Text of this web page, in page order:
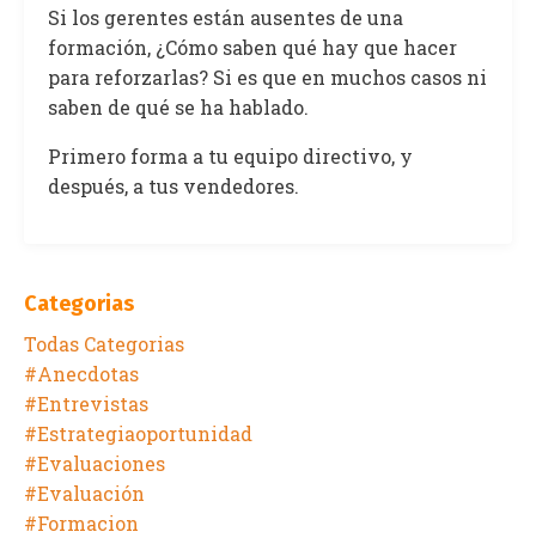
Si los gerentes están ausentes de una
formación, ¿Cómo saben qué hay que hacer
para reforzarlas? Si es que en muchos casos ni
saben de qué se ha hablado.
Primero forma a tu equipo directivo, y
después, a tus vendedores.
Categorias
Todas Categorias
#anecdotas
#entrevistas
#estrategiaoportunidad
#evaluaciones
#evaluación
#formacion